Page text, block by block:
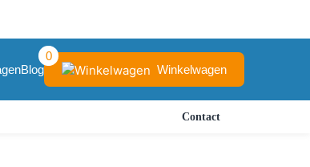
Blog
0
Winkelwagen
Contact